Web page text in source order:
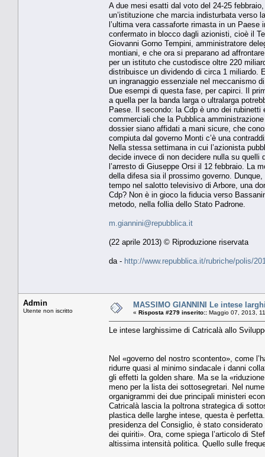
A due mesi esatti dal voto del 24-25
un’istituzione che marcia indisturbata verso
l’ultima vera cassaforte rimasta in un
confermato in blocco dagli azionisti, cioè il
Giovanni Gorno Tempini, amministratore
montiani, e che ora si preparano ad
per un istituto che custodisce oltre 220
distribuisce un dividendo di circa 1 miliardo.
un ingranaggio essenziale nel meccanismo
Due esempi di questa fase, per capirci. Il
a quella per la banda larga o ultralarga
Paese. Il secondo: la Cdp è uno dei
commerciali che la Pubblica
dossier siano affidati a mani sicure, che
compiuta dal governo Monti c’è una
Nella stessa settimana in cui l’azionista
decide invece di non decidere nulla su quelli
l’arresto di Giuseppe Orsi il 12 febbraio. La
della difesa sia il prossimo governo.
tempo nel salotto televisivo di Arbore, una
Cdp? Non è in gioco la fiducia verso
metodo, nella follia dello Stato Padrone.
m.giannini@repubblica.it
(22 aprile 2013) © Riproduzione riservata
da - http://www.repubblica.it/rubriche/polis/
Admin
Utente non iscritto
MASSIMO GIANNINI Le intese
« Risposta #279 inserito:: Maggio 07, 2013,
Le intese larghissime di Catricalà allo
Nel «governo del nostro scontento», come
ridurre quasi al minimo sindacale i danni
gli effetti la golden share. Ma se la
meno per la lista dei sottosegretari. Nel
organigrammi dei due principali ministeri
Catricalà lascia la poltrona strategica di
plastica delle larghe intese, questa è
presidenza del Consiglio, è stato
dei quiriti». Ora, come spiega l’articolo di
altissima intensità politica. Quello sulle